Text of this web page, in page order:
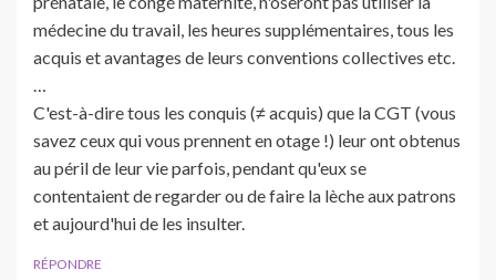
médecine du travail, les heures supplémentaires, tous les
acquis et avantages de leurs conventions collectives etc.
…
C'est-à-dire tous les conquis (≠ acquis) que la CGT (vous
savez ceux qui vous prennent en otage !) leur ont obtenus
au péril de leur vie parfois, pendant qu'eux se
contentaient de regarder ou de faire la lèche aux patrons
et aujourd'hui de les insulter.
RÉPONDRE